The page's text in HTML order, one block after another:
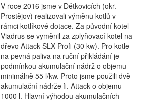
V roce 2016 jsme v Dětkovicích (okr.
Prostějov) realizovali výměnu kotlů v
rámci kotlíkové dotace. Za původní kotel
Viadrus se vyměnil za zplyňovací kotel na
dřevo Attack SLX Profi (30 kw). Pro kotle
na pevná paliva na ruční přikládání je
podmínkou akumulační nádrž o objemu
minimálně 55 l/kw. Proto jsme použili dvě
akumulační nádrže fi. Attack o objemu
1000 l. Hlavní výhodou akumulačních